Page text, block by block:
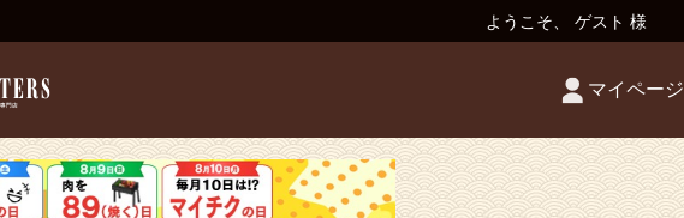
ようこそ、 ゲスト 様
マイページ